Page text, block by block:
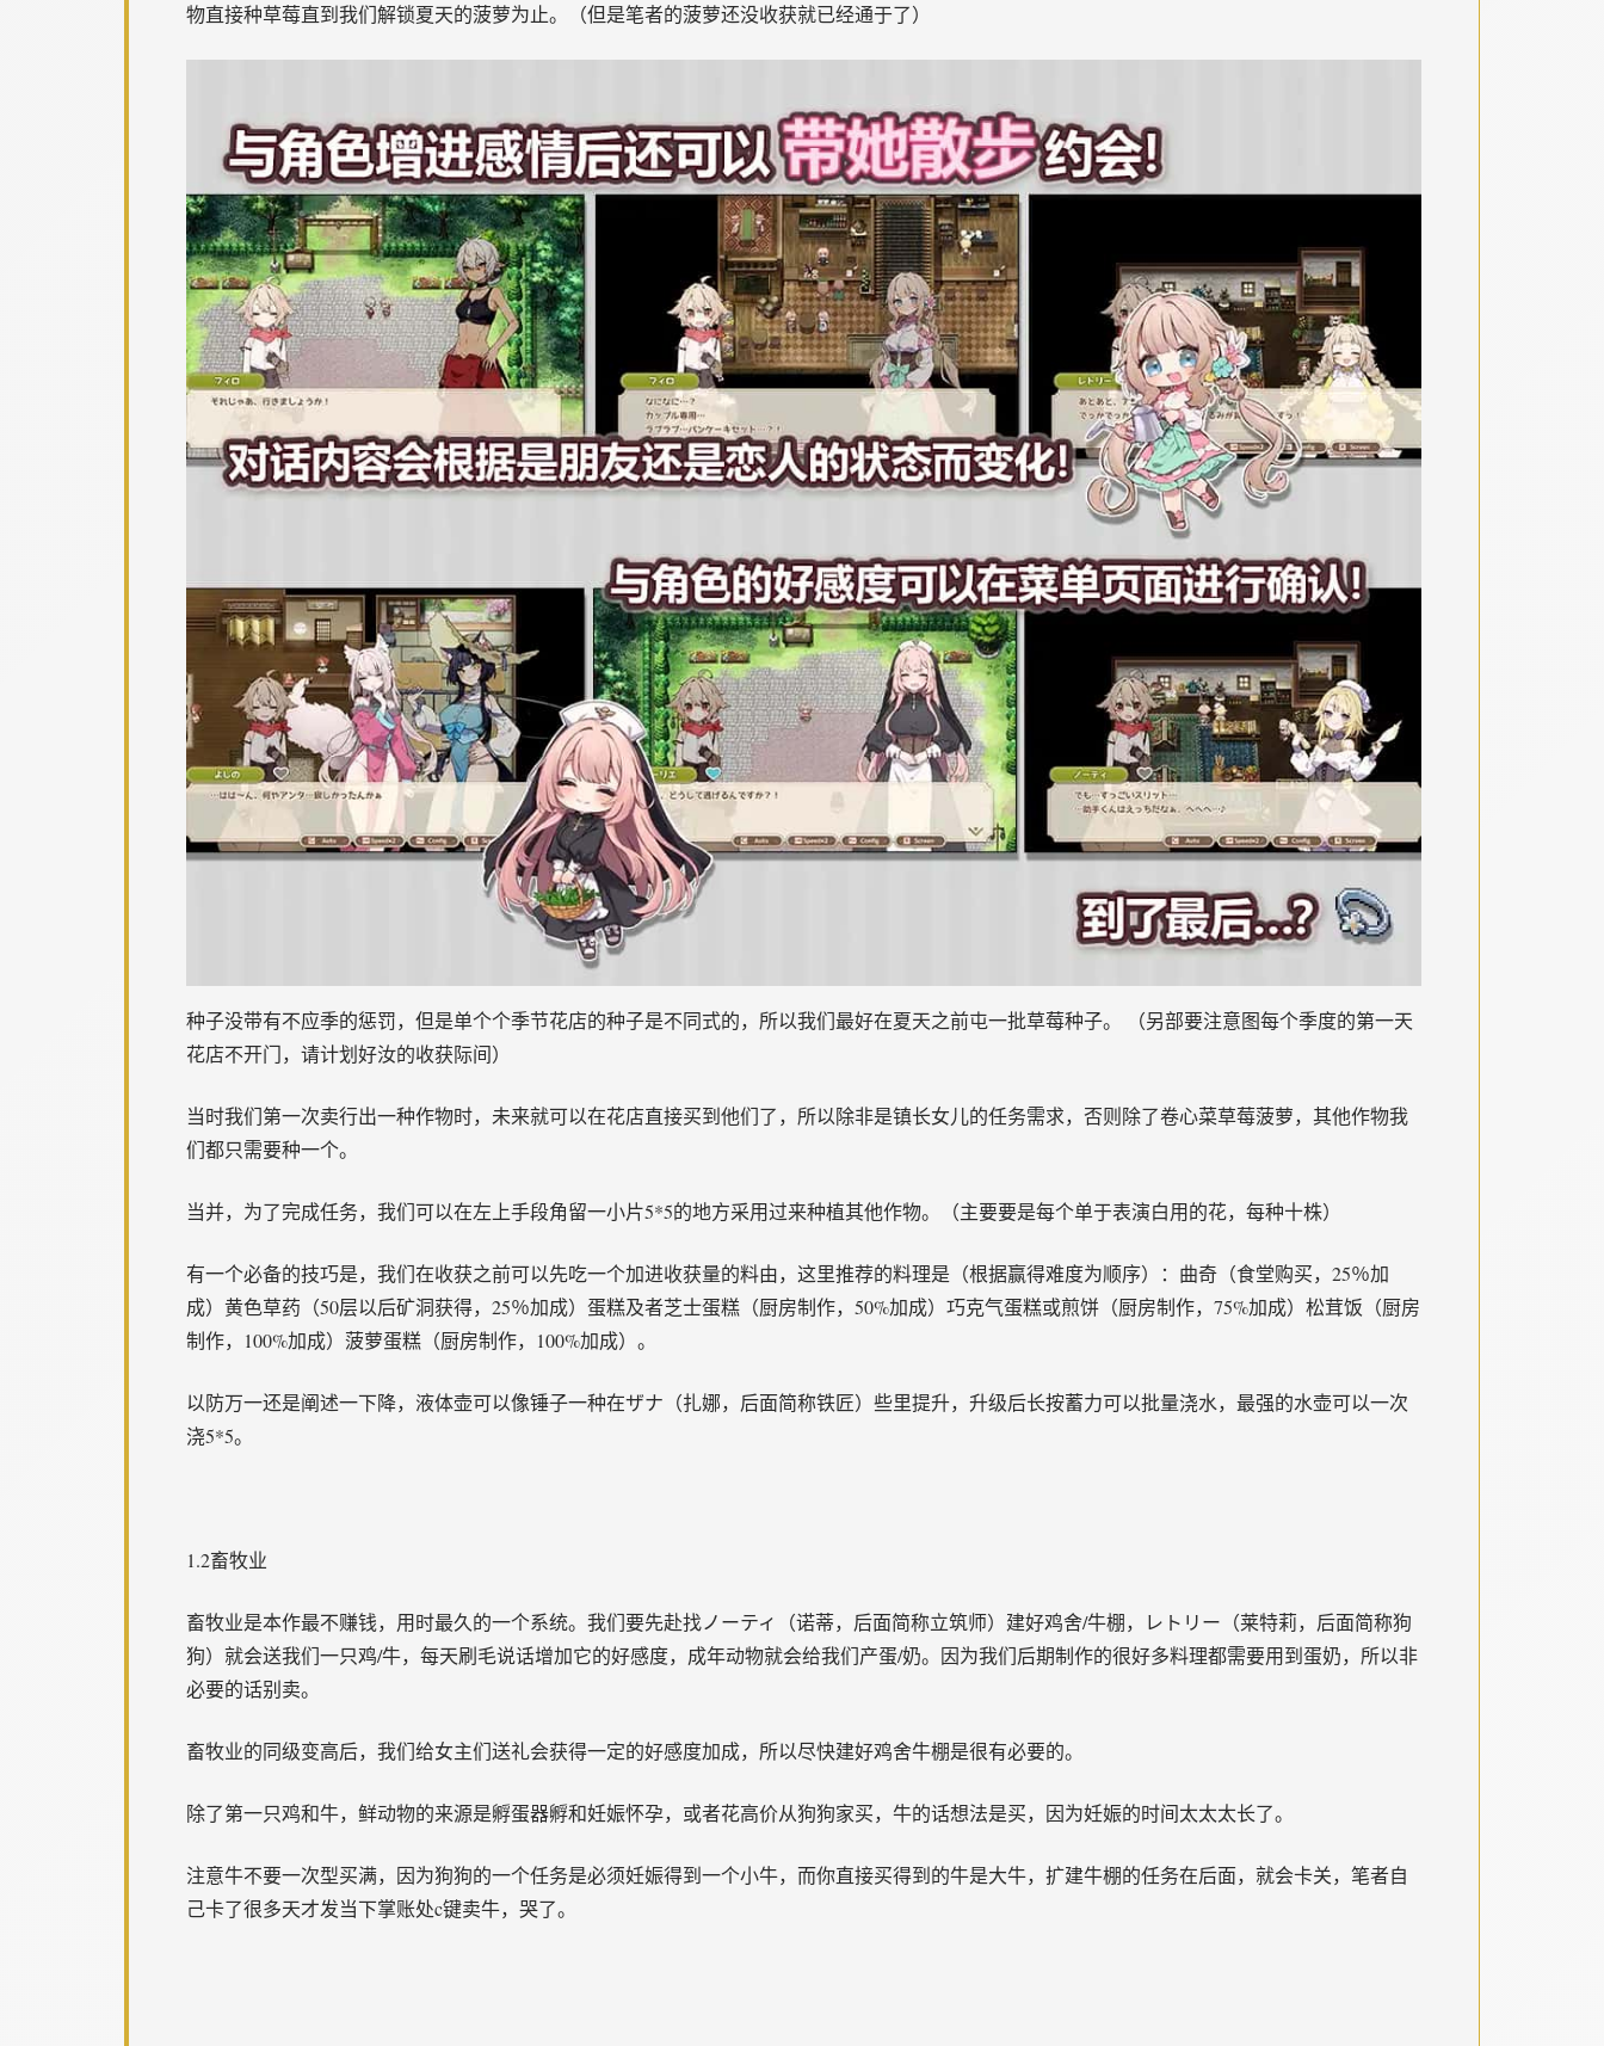
物直接种草莓直到我们解锁夏天的菠萝为止。（但是笔者的菠萝还没收获就已经通于了）
种子没带有不应季的惩罚，但是单个个季节花店的种子是不同式的，所以我们最好在夏天之前屯一批草莓种子。 （另部要注意图每个季度的第一天
花店不开门，请计划好汝的收获际间）
当时我们第一次卖行出一种作物时，未来就可以在花店直接买到他们了，所以除非是镇长女儿的任务需求，否则除了卷心菜草莓菠萝，其他作物我
们都只需要种一个。
当并，为了完成任务，我们可以在左上手段角留一小片5*5的地方采用过来种植其他作物。（主要要是每个单于表演白用的花，每种十株）
有一个必备的技巧是，我们在收获之前可以先吃一个加进收获量的料由，这里推荐的料理是（根据赢得难度为顺序）：曲奇（食堂购买，25％加
成）黄色草药（50层以后矿洞获得，25％加成）蛋糕及者芝士蛋糕（厨房制作，50%加成）巧克气蛋糕或煎饼（厨房制作，75%加成）松茸饭（厨房
制作，100%加成）菠萝蛋糕（厨房制作，100%加成）。
以防万一还是阐述一下降，液体壶可以像锤子一种在ザナ（扎娜，后面简称铁匠）些里提升，升级后长按蓄力可以批量浇水，最强的水壶可以一次
浇5*5。
1.2畜牧业
畜牧业是本作最不赚钱，用时最久的一个系统。我们要先赴找ノーティ（诺蒂，后面简称立筑师）建好鸡舍/牛棚，レトリー（莱特莉，后面简称狗
狗）就会送我们一只鸡/牛，每天刷毛说话增加它的好感度，成年动物就会给我们产蛋/奶。因为我们后期制作的很好多料理都需要用到蛋奶，所以非
必要的话别卖。
畜牧业的同级变高后，我们给女主们送礼会获得一定的好感度加成，所以尽快建好鸡舍牛棚是很有必要的。
除了第一只鸡和牛，鲜动物的来源是孵蛋器孵和妊娠怀孕，或者花高价从狗狗家买，牛的话想法是买，因为妊娠的时间太太太长了。
注意牛不要一次型买满，因为狗狗的一个任务是必须妊娠得到一个小牛，而你直接买得到的牛是大牛，扩建牛棚的任务在后面，就会卡关，笔者自
己卡了很多天才发当下掌账处c键卖牛，哭了。